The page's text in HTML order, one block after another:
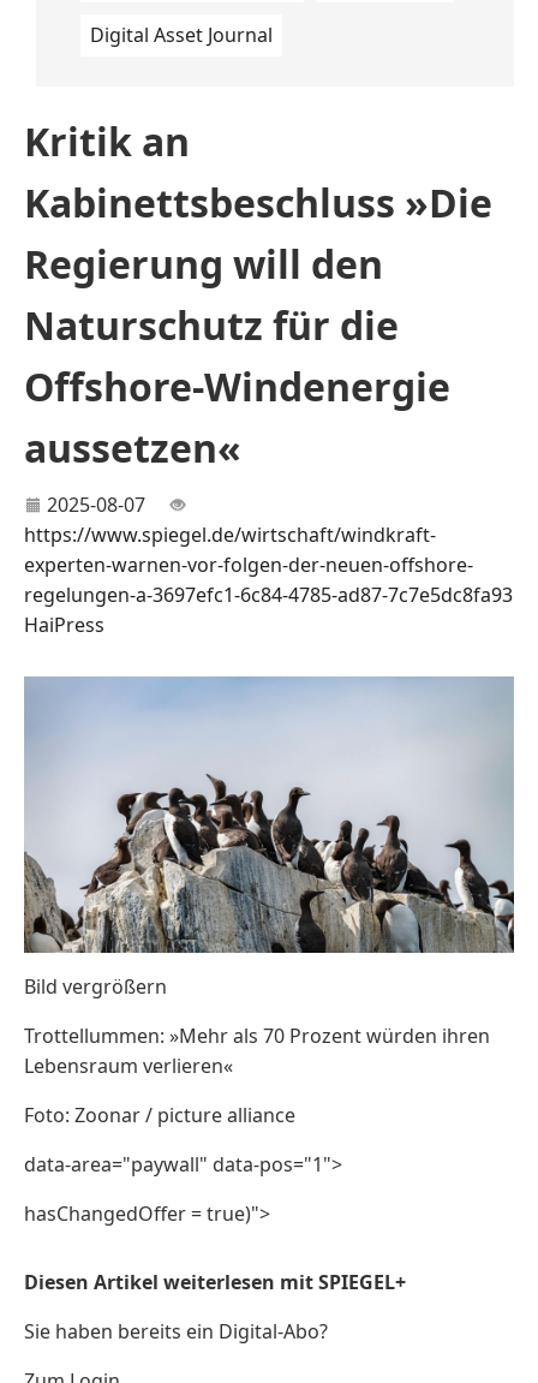
Digital Asset Journal
Kritik an
Kabinettsbeschluss »Die
Regierung will den
Naturschutz für die
Offshore-Windenergie
aussetzen«
2025-08-07
https://www.spiegel.de/wirtschaft/windkraft-
experten-warnen-vor-folgen-der-neuen-offshore-
regelungen-a-3697efc1-6c84-4785-ad87-7c7e5dc8fa93
HaiPress
Bild vergrößern
Trottellummen: »Mehr als 70 Prozent würden ihren
Lebensraum verlieren«
Foto: Zoonar / picture alliance
data-area="paywall" data-pos="1">
hasChangedOffer = true)">
Diesen Artikel weiterlesen mit SPIEGEL+
Sie haben bereits ein Digital-Abo?